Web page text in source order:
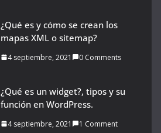
¿Qué es y cómo se crean los
mapas XML o sitemap?
4 septiembre, 2021 0 Comments
¿Qué es un widget?, tipos y su
función en WordPress.
4 septiembre, 2021 1 Comment